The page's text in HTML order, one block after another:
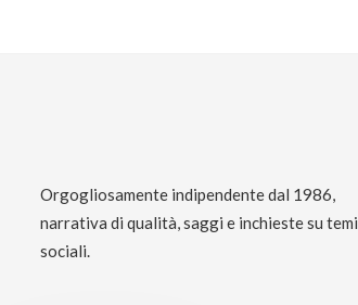
Orgogliosamente indipendente dal 1986,
narrativa di qualità, saggi e inchieste su temi
sociali.